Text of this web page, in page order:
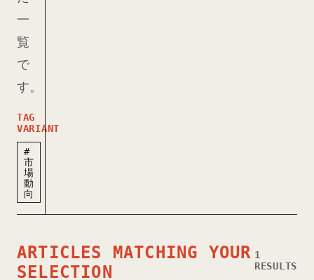
一
覧
で
す。
TAG
VARIANT
#
市
場
動
向
ARTICLES MATCHING YOUR
SELECTION
1
RESULTS